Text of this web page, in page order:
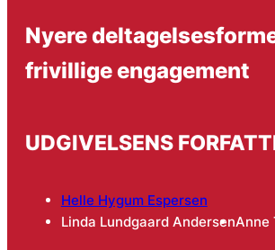
Nyere
frivillige engagement
UDGIVELSENS
Helle Hygum Espersen
Linda Lundgaard AndersenAnne